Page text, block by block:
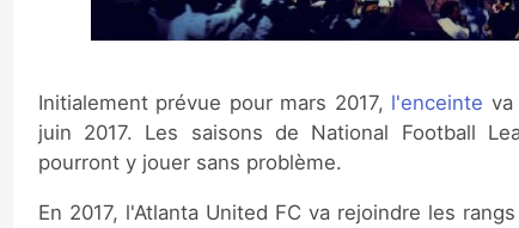
Initialement prévue pour mars 2017, l'enceinte
juin 2017. Les saisons de National Football
pourront y jouer sans problème.
En 2017, l'Atlanta United FC va rejoindre les